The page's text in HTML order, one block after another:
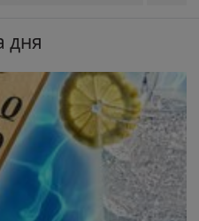
дня